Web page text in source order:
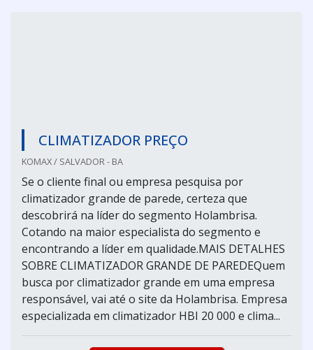
CLIMATIZADOR PREÇO
KOMAX / SALVADOR - BA
Se o cliente final ou empresa pesquisa por
climatizador grande de parede, certeza que
descobrirá na líder do segmento Holambrisa.
Cotando na maior especialista do segmento e
encontrando a líder em qualidade.MAIS DETALHES
SOBRE CLIMATIZADOR GRANDE DE PAREDEQuem
busca por climatizador grande em uma empresa
responsável, vai até o site da Holambrisa. Empresa
especializada em climatizador HBI 20 000 e clima...